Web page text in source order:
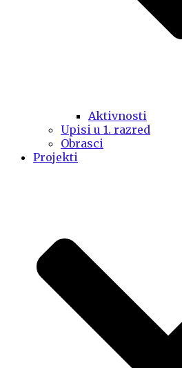
Aktivnosti
Upisi u 1. razred
Obrasci
Projekti